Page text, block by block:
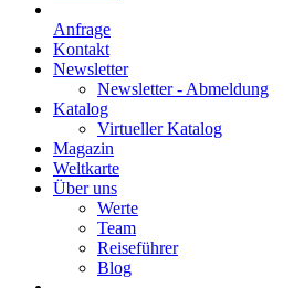
Anfrage
Kontakt
Newsletter
Newsletter - Abmeldung
Katalog
Virtueller Katalog
Magazin
Weltkarte
Über uns
Werte
Team
Reiseführer
Blog